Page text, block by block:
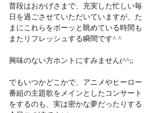
普段はおかげさまで、充実した忙しい毎
日を過ごさせていただいていますが、た
まにこれらをボーッと眺めている時間も
またリフレッシュする瞬間です^ ^
興味のない方ホントにすみません(^^;;
でもいつかどこかで、アニメやヒーロー
番組の主題歌をメインとしたコンサート
をするのも、実は密かな夢だったりする